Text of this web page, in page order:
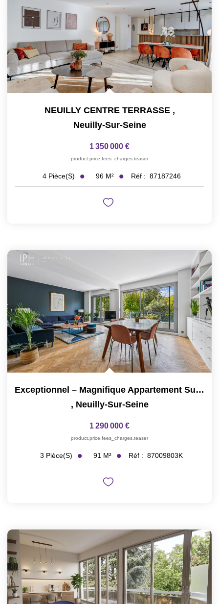
NEUILLY CENTRE TERRASSE ,
Neuilly-Sur-Seine
1 350 000 €
product.price.fees_charges.teaser
4 Pièce(s) 96 M² Réf : 87187246
Exceptionnel – Magnifique Appartement Sur Le Boulevard...
, Neuilly-Sur-Seine
1 290 000 €
product.price.fees_charges.teaser
3 Pièce(s) 91 M² Réf : 87009803K